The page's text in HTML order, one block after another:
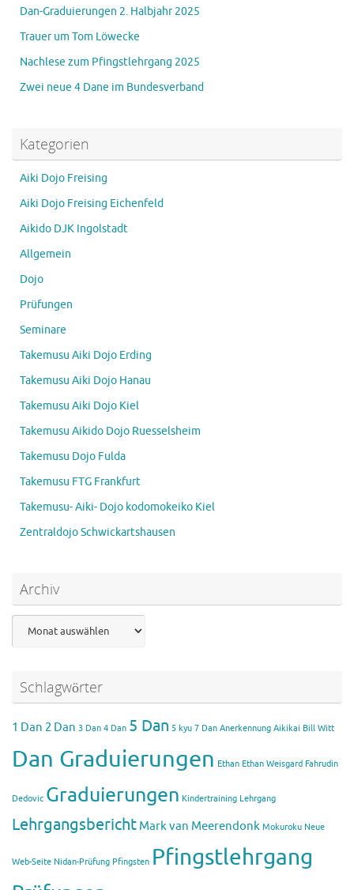
Dan-Graduierungen 2. Halbjahr 2025
Trauer um Tom Löwecke
Nachlese zum Pfingstlehrgang 2025
Zwei neue 4 Dane im Bundesverband
Kategorien
Aiki Dojo Freising
Aiki Dojo Freising Eichenfeld
Aikido DJK Ingolstadt
Allgemein
Dojo
Prüfungen
Seminare
Takemusu Aiki Dojo Erding
Takemusu Aiki Dojo Hanau
Takemusu Aiki Dojo Kiel
Takemusu Aikido Dojo Ruesselsheim
Takemusu Dojo Fulda
Takemusu FTG Frankfurt
Takemusu- Aiki- Dojo kodomokeiko Kiel
Zentraldojo Schwickartshausen
Archiv
Schlagwörter
1 Dan 2 Dan 3 Dan 4 Dan 5 Dan 5 kyu 7 Dan Anerkennung Aikikai Bill Witt
Dan Graduierungen Ethan Ethan Weisgard Fahrudin
Dedovic Graduierungen Kindertraining Lehrgang
Lehrgangsbericht Mark van Meerendonk Mokuroku Neue
Web-Seite Nidan-Prüfung Pfingsten Pfingstlehrgang